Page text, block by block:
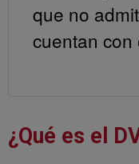
que no
cuentan con
¿Qué es el